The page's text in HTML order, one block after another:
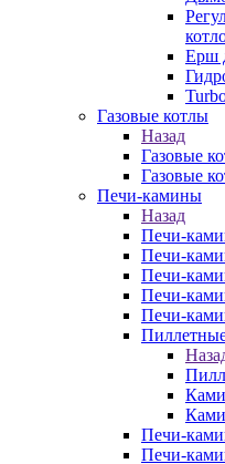
Ерш
Газовые котлы
Назад
Газовые
Газовые
Печи-камины
Назад
Печи-
Печи-
Печи-
Печи-
Печи-
Печи-
Печи-